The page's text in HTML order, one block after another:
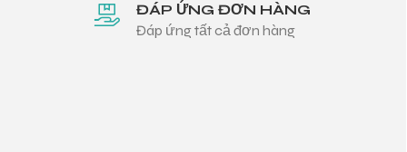
ĐÁP ỨNG ĐƠN HÀNG
Đáp ứng tất cả đơn hàng